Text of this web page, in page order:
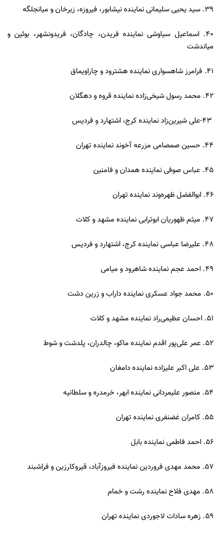
39. سید یحیی سلیمانی نماینده نیشابور، فیروزه، زبرخان و میانجلگه
40. اسماعیل سیاوشی نماینده فریدن، چادگان، فریدونشهر، بوئین و
میاندشت
41. فرامرز شاهسواری نماینده هشترود و چاراویماق
42. محمد رسول شیخی‌زاده نماینده قروه و دهگلان
44. حسین صمصامی مزرعه آخوند نماینده تهران
45. عباس صوفی نماینده همدان و فامنین
46. ابوالفضل ظهره‌وند نماینده تهران
47. میثم ظهوریان ابوترابی نماینده مشهد و کلات
48. علیرضا عباسی نماینده کرج، اشتهارد و فردیس
49. احمد عجم نماینده شاهرود و میامی
50. محمد جواد عسکری نماینده داراب و زرین دشت
51. احسان عظیمی‌راد نماینده مشهد و کلات
52. عمر علی‌پور اقدم نماینده ماکو، چالدران، پلدشت و شوط
53. علی اکبر علیزاده نماینده دامغان
54. منصور علیمردانی نماینده ابهر، خرمدره و سلطانیه
55. کامران غضنفری نماینده تهران
56. احمد فاطمی نماینده بابل
57. محمد مهدی فروردین نماینده فیروزآباد، قیروکارزین و فراشبند
58. مهدی فلاح نماینده رشت و خمام
59. زهره سادات لاجوردی نماینده تهران